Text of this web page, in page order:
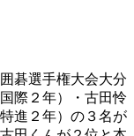
碁選手権大会大分
際２年）・古田怜
進２年）の３名が